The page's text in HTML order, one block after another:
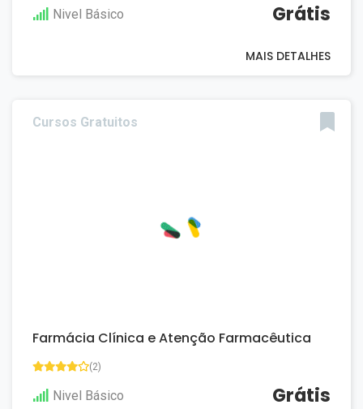
Nivel Básico Grátis
MAIS DETALHES
Cursos Gratuitos
Farmácia Clínica e Atenção Farmacêutica
(2)
Nivel Básico Grátis